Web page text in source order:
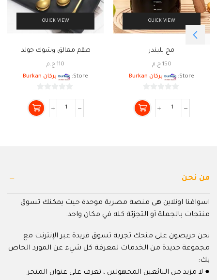
QUICK VIEW
مج بليندر
150 ج.م
Store:
بركان Burkan
من
5
QUICK VIEW
طقم معالق وشوك جولد
110 ج.م
Store:
بركان Burkan
من
5
من نحن
اسواقنا اونلاين هى منصة مصرية موحدة حيث يمكنك تسوق
منتجات بالجملة أو التجزئة كله في مكان واحد.
نحن حريصون على منحك تجربة تسوق فريدة عبر الإنترنت مع
مجموعة جديدة من الخدمات لمعرفة كل شيء عن المورد الخاص
بك:
● لا مزيد من البائعين المجهولين ، تعرف على عنوان المتجر